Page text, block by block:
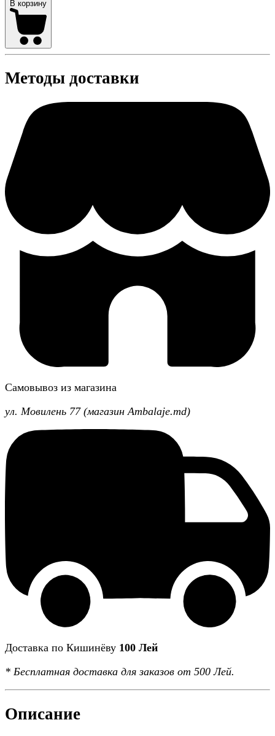
В корзину
Методы доставки
Самовывоз из магазина
ул. Мовилень 77 (магазин Ambalaje.md)
Доставка по Кишинёву 100 Лей
* Бесплатная доставка для заказов от 500 Лей.
Описание